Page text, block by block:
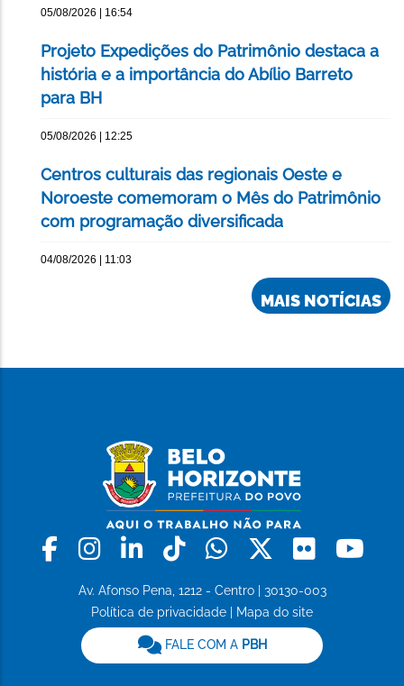
05/08/2026 | 16:54
Projeto Expedições do Patrimônio destaca a
história e a importância do Abílio Barreto
para BH
05/08/2026 | 12:25
Centros culturais das regionais Oeste e
Noroeste comemoram o Mês do Patrimônio
com programação diversificada
04/08/2026 | 11:03
MAIS NOTÍCIAS
Facebook
Instagram
LinkedinTiktokWhatsapp
X Flickr
Av. Afonso Pena, 1212 - Centro | 30130-003
Política de privacidade
Mapa do site
FALE COM A PBH